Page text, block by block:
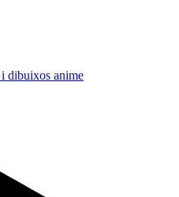
dibuixos anime